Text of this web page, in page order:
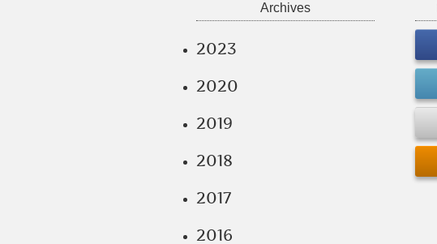
Archives
2023
2020
2019
2018
2017
2016